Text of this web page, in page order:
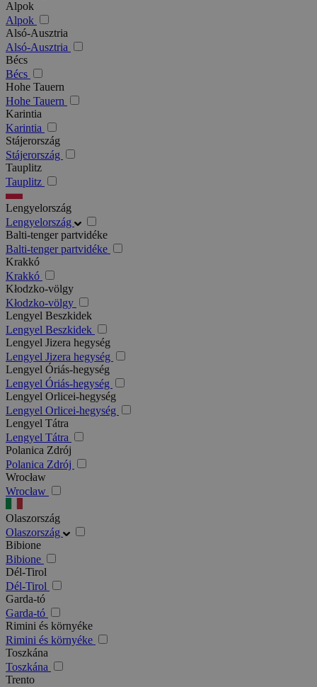
Alpok
Alpok
Alsó-Ausztria
Alsó-Ausztria
Bécs
Bécs
Hohe Tauern
Hohe Tauern
Karintia
Karintia
Stájerország
Stájerország
Tauplitz
Tauplitz
Lengyelország
Lengyelország
Balti-tenger partvidéke
Balti-tenger partvidéke
Krakkó
Krakkó
Kłodzko-völgy
Kłodzko-völgy
Lengyel Beszkidek
Lengyel Beszkidek
Lengyel Jizera hegység
Lengyel Jizera hegység
Lengyel Óriás-hegység
Lengyel Óriás-hegység
Lengyel Orlicei-hegység
Lengyel Orlicei-hegység
Lengyel Tátra
Lengyel Tátra
Polanica Zdrój
Polanica Zdrój
Wrocław
Wrocław
Olaszország
Olaszország
Bibione
Bibione
Dél-Tirol
Dél-Tirol
Garda-tó
Garda-tó
Rimini és környéke
Rimini és környéke
Toszkána
Toszkána
Trento